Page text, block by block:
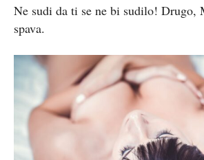
Ne sudi da ti se ne bi sudilo! Drugo,
spava.